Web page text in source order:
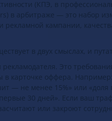
(КПЭ, в
в арбитраже — это набор
рекламной кампании,
в двух смыслах, и
Это
в карточке оффера.
— не менее 15%» или «доля
30 дней». Если ваш
или закроют